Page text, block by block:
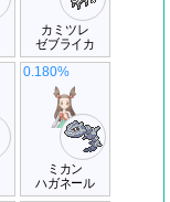
カミツレ
ゼブライカ
ミカン
ハガネール
0.180%